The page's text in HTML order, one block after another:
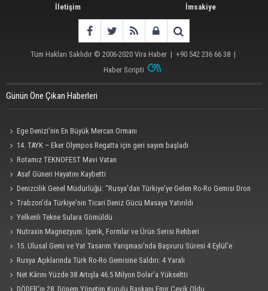
İletişim
İmsakiye
Tüm Hakları Saklıdır © 2006-2020 Vira Haber | +90 542 236 66 38 |
Haber Scripti
Günün Öne Çıkan Haberleri
Ege Denizi’nin En Büyük Mercan Ormanı
14. TAYK – Eker Olympos Regatta için geri sayım başladı
Rotamız TEKNOFEST Mavi Vatan
Asaf Güneri Hayatını Kaybetti
Denizcilik Genel Müdürlüğü: "Rusya'dan Türkiye'ye Gelen Ro-Ro Gemisi Dron
Saldırısına Uğradı"
Trabzon'da Türkiye'nin Ticari Deniz Gücü Masaya Yatırıldı
Yelkenli Tekne Sulara Gömüldü
Nutraxin Magnezyum: İçerik, Formlar ve Ürün Serisi Rehberi
15. Ulusal Gemi ve Yat Tasarım Yarışması'nda Başvuru Süresi 4 Eylül'e
Uzatıldı
Rusya Açıklarında Türk Ro-Ro Gemisine Saldırı: 4 Yaralı
Net Kârını Yüzde 38 Artışla 46.5 Milyon Dolar’a Yükseltti
DÖDER'in 28. Dönem Yönetim Kurulu Başkanı Emir Çevik Oldu